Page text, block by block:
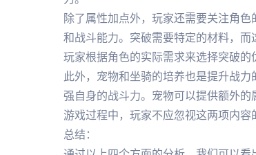
除了属性加点外，玩家还需要关注角
和战斗能力。突破需要特定的材料，
玩家根据角色的实际需求来选择突破的
此外，宠物和坐骑的培养也是提升战
强自身的战斗力。宠物可以提供额外
游戏过程中，玩家不应忽视这两项内容
总结：